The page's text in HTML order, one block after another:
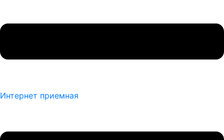
Интернет приемная